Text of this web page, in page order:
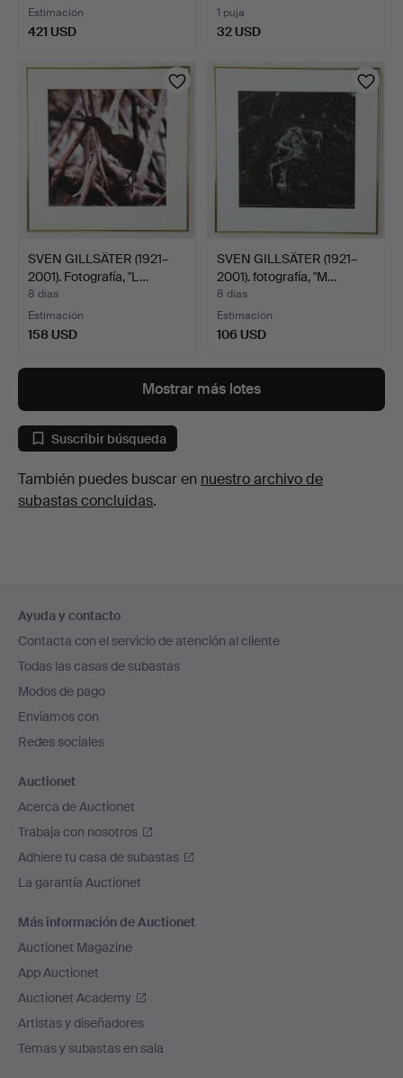
Estimación
421 USD
1 puja
32 USD
SVEN GILLSÄTER (1921–
2001). Fotografía, "L…
8 días
Estimación
158 USD
SVEN GILLSÄTER (1921–
2001). fotografía, "M…
8 días
Estimación
106 USD
Mostrar más lotes
Suscribir búsqueda
También puedes buscar en nuestro archivo de
subastas concluidas.
en
el
pie
de
página
Ayuda y contacto
Contacta con el servicio de atención al cliente
Todas las casas de subastas
Modos de pago
Enviamos con
Redes sociales
Auctionet
Acerca de Auctionet
Trabaja con nosotros
Adhiere tu casa de subastas
La garantía Auctionet
Más información de Auctionet
Auctionet Magazine
App Auctionet
Auctionet Academy
Artistas y diseñadores
Temas y subastas en sala